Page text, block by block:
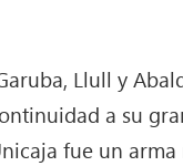
Llull y
a su
fue un arma